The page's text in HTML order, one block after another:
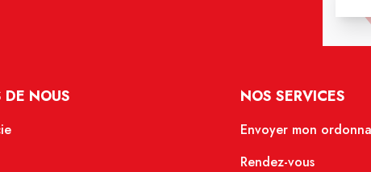
DE NOUS NOS SERVICES
Envoyer mon
Rendez-vous